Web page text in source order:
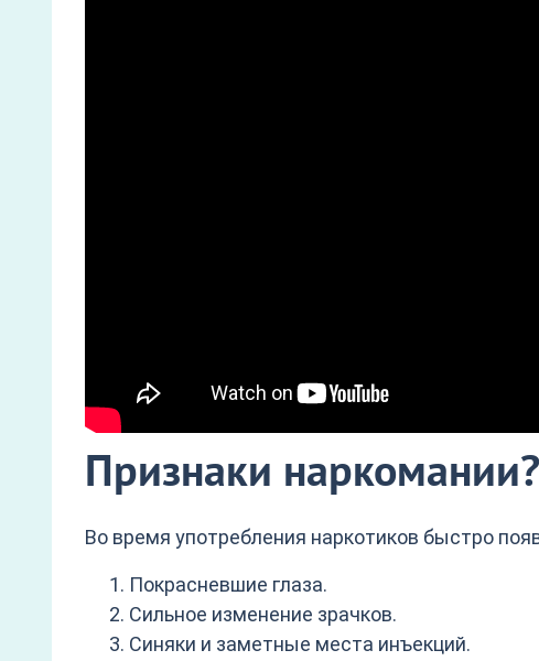
Признаки наркомании?
Во время употребления наркотиков быстро
Покрасневшие глаза.
Сильное изменение зрачков.
Синяки и заметные места инъекций.